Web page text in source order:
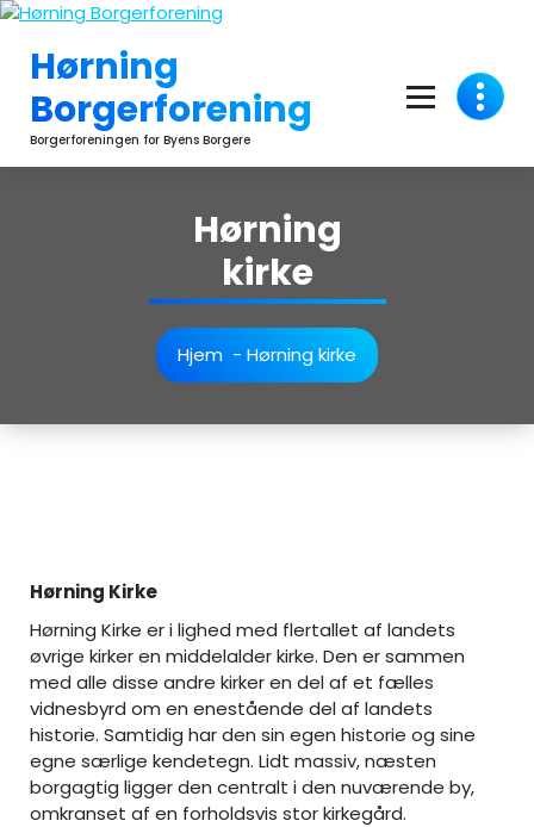
Videre
indholdHørning
Borgerforening
Borgerforeningen for Byens Borgere
Hørning
kirke
Hjem - Hørning kirke
Hørning Kirke
Hørning Kirke er i lighed med flertallet af landets
øvrige kirker en middelalder kirke. Den er sammen
med alle disse andre kirker en del af et fælles
vidnesbyrd om en enestående del af landets
historie. Samtidig har den sin egen historie og sine
egne særlige kendetegn. Lidt massiv, næsten
borgagtig ligger den centralt i den nuværende by,
omkranset af en forholdsvis stor kirkegård.